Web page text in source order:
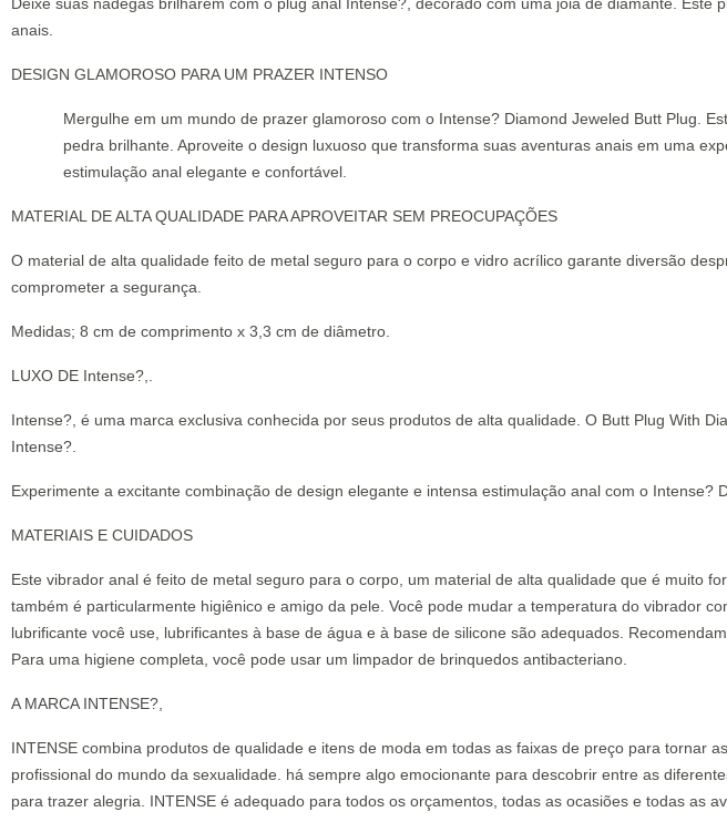
anais.
DESIGN GLAMOROSO PARA UM PRAZER INTENSO
Mergulhe em um mundo de prazer glamoroso com o Intense? Diamond Jeweled Butt Plug.
pedra brilhante. Aproveite o design luxuoso que transforma suas aventuras anais em uma
estimulação anal elegante e confortável.
MATERIAL DE ALTA QUALIDADE PARA APROVEITAR SEM PREOCUPAÇÕES
O material de alta qualidade feito de metal seguro para o corpo e vidro acrílico garante diversão
comprometer a segurança.
Medidas; 8 cm de comprimento x 3,3 cm de diâmetro.
LUXO DE Intense?,.
Intense?, é uma marca exclusiva conhecida por seus produtos de alta qualidade. O Butt Plug With
Intense?.
Experimente a excitante combinação de design elegante e intensa estimulação anal com o
MATERIAIS E CUIDADOS
Este vibrador anal é feito de metal seguro para o corpo, um material de alta qualidade que é muito
também é particularmente higiênico e amigo da pele. Você pode mudar a temperatura do vibrador
lubrificante você use, lubrificantes à base de água e à base de silicone são adequados.
Para uma higiene completa, você pode usar um limpador de brinquedos antibacteriano.
A MARCA INTENSE?,
INTENSE combina produtos de qualidade e itens de moda em todas as faixas de preço para
profissional do mundo da sexualidade. há sempre algo emocionante para descobrir entre as
para trazer alegria. INTENSE é adequado para todos os orçamentos, todas as ocasiões e todas as